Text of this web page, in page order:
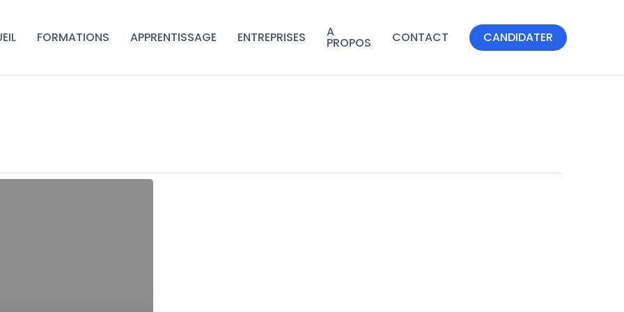
FORMATIONS APPRENTISSAGE ENTREPRISES A
PROPOS CONTACT CANDIDATER